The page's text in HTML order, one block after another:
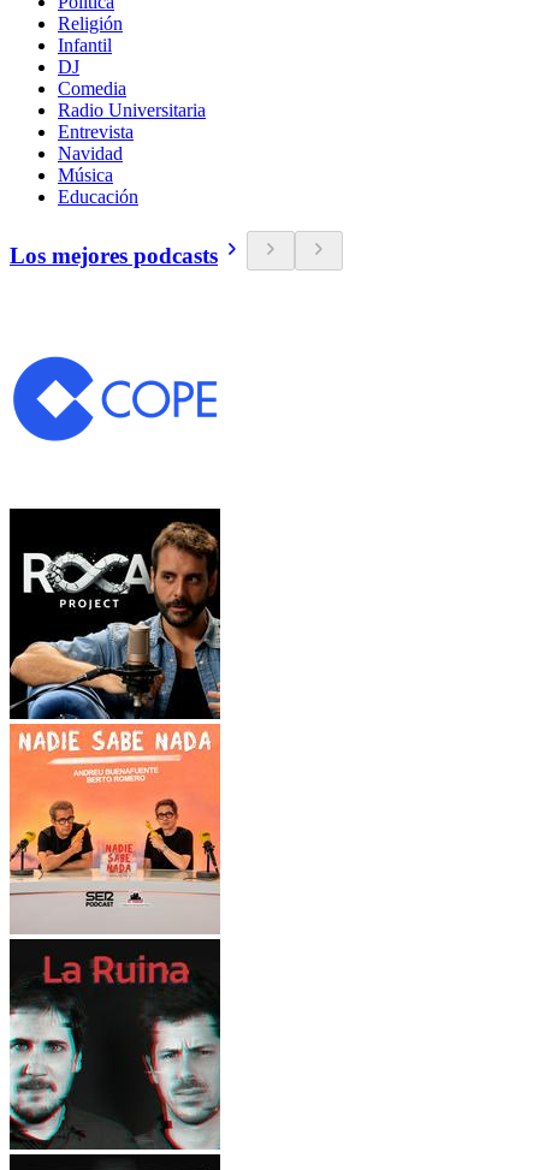
Religión
Infantil
DJ
Comedia
Radio Universitaria
Entrevista
Navidad
Música
Educación
Los mejores podcasts